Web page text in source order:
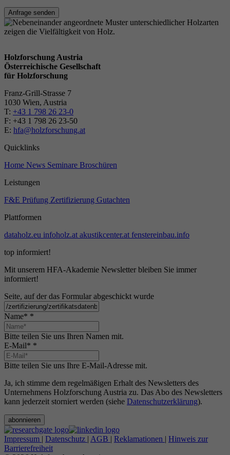
Anfrage senden
Holzforschung Austria
Österreichische Gesellschaft
für Holzforschung
Franz-Grill-Strasse 7
1030 Wien, Austria
T: +43 1 798 26 23-0
​​F: +43 1 798 26 23-50
E: hfa@holzforschung.at
Quicklinks
Home News Seminare Broschüren
Leistungen
F&E Prüfung Zertifizierung Gutachten
Plattformen
dataholz.eu infoholz.at akustikcenter.at fenstereinbau.info
top informiert!
Mit unserem HFA-Akademie Newsletter bleiben Sie immer
informiert!
Seite, auf der das Formular abgeschickt wurde
Name* *
Bitte teilen Sie uns Ihren Namen mit.
E-Mail* *
Bitte teilen Sie uns Ihre E-Mail-Adresse mit.
Ja, ich stimme dem regelmäßigen Erhalt des Newsletters des
Unternehmens Holzforschung Austria zu. Das Abo des Newsletters
kann jederzeit storniert werden (siehe Datenschutzerklärung).
abonnieren
Impressum | Datenschutz | AGB | Reklamationen | Hinweis zur
Barrierefreiheit